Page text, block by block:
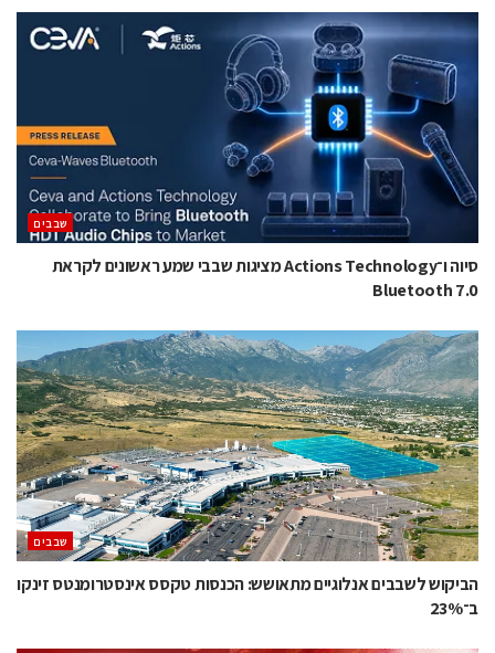
‫שבבים‬
סיוה ו־Actions Technology מציגות שבבי שמע ראשונים לקראת
Bluetooth 7.0
‫שבבים‬
הביקוש לשבבים אנלוגיים מתאושש: הכנסות טקסס אינסטרומנטס זינקו
ב־23%